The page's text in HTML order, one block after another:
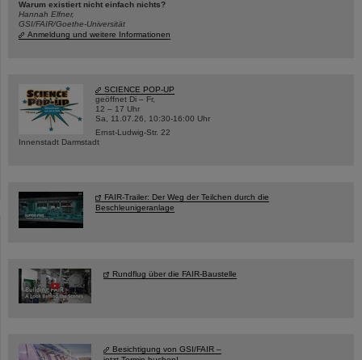
Warum existiert nicht einfach nichts?
Hannah Elfner,
GSI/FAIR/Goethe-Universität
Anmeldung und weitere Informationen
SCIENCE POP-UP
geöffnet Di – Fr,
12 – 17 Uhr
Sa, 11.07.26, 10:30-16:00 Uhr
Ernst-Ludwig-Str. 22
Innenstadt Darmstadt
FAIR-Trailer: Der Weg der Teilchen durch die
Beschleunigeranlage
Rundflug über die FAIR-Baustelle
Besichtigung von GSI/FAIR –